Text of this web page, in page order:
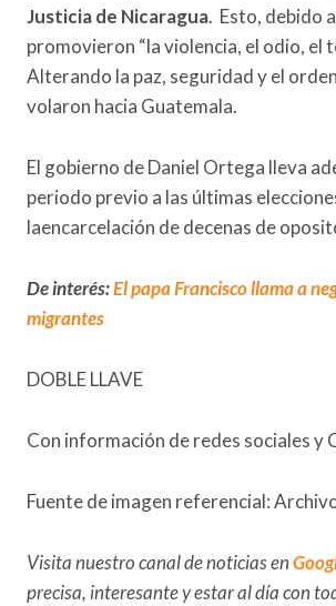
Justicia de Nicaragua. Esto, debido
promovieron “la violencia, el odio,
Alterando la paz, seguridad y el
volaron hacia Guatemala.
El gobierno de Daniel Ortega lleva
periodo previo a las últimas
laencarcelación de decenas de
De interés:El papa Francisco llama a
migrantes
DOBLE LLAVE
Con información de redes sociales y
Fuente de imagen referencial:
Visita nuestro canal de noticias en
precisa, interesante y estar al día con